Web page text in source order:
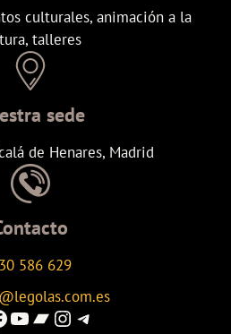
culturales, animación a la
talleres
sede
de Henares, Madrid
586 629
de Legolas
a Facebook de Legolas
Enlace al canal de youtube de Legolas
Enlace al canal de Ivoox de Legolas
Enlace al instagram de Legolas
Enlace al canal de telegram de Legolas